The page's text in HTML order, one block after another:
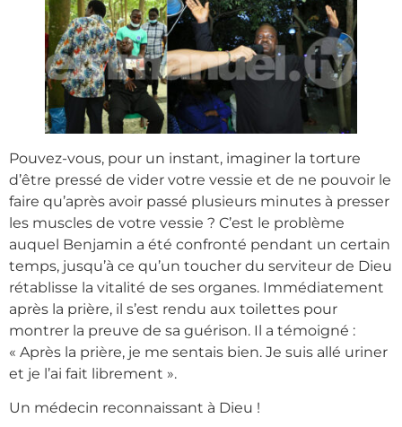
Pouvez-vous, pour un instant, imaginer la torture
d’être pressé de vider votre vessie et de ne pouvoir le
faire qu’après avoir passé plusieurs minutes à presser
les muscles de votre vessie ? C’est le problème
auquel Benjamin a été confronté pendant un certain
temps, jusqu’à ce qu’un toucher du serviteur de Dieu
rétablisse la vitalité de ses organes. Immédiatement
après la prière, il s’est rendu aux toilettes pour
montrer la preuve de sa guérison. Il a témoigné :
« Après la prière, je me sentais bien. Je suis allé uriner
et je l’ai fait librement ».
Un médecin reconnaissant à Dieu !